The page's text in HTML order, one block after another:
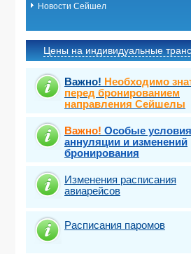
Новости Сейшел
Цены на индивидуальные
Важно! Необходимо
перед бронированием
направления Сейшелы
Важно! Особые условия
аннуляции и изменений
бронирования
Изменения расписания
авиарейсов
Расписания паромов